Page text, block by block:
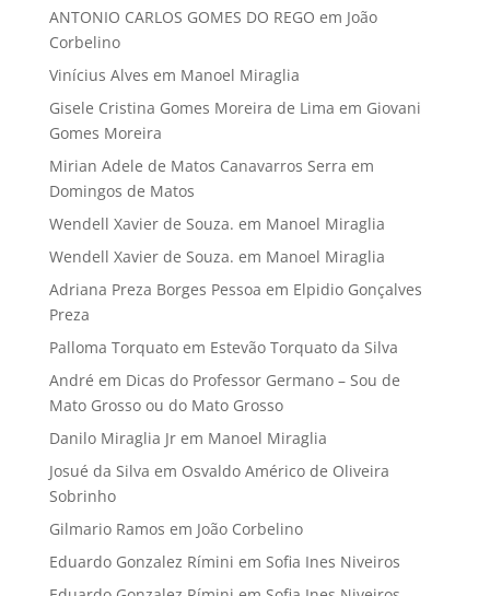
ANTONIO CARLOS GOMES DO REGO em João
Corbelino
Vinícius Alves em Manoel Miraglia
Gisele Cristina Gomes Moreira de Lima em Giovani
Gomes Moreira
Mirian Adele de Matos Canavarros Serra em
Domingos de Matos
Wendell Xavier de Souza. em Manoel Miraglia
Wendell Xavier de Souza. em Manoel Miraglia
Adriana Preza Borges Pessoa em Elpidio Gonçalves
Preza
Palloma Torquatoem Estevão Torquato da Silva
André em Dicas do Professor Germano – Sou de
Mato Grosso ou do Mato Grosso
Danilo Miraglia Jrem Manoel Miraglia
Josué da Silva em Osvaldo Américo de Oliveira
Sobrinho
Gilmario Ramos em João Corbelino
Eduardo Gonzalez Rímini em Sofia Ines Niveiros